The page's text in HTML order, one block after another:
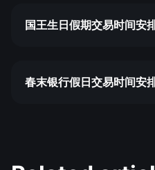
国王生日假期交易时间安
春末银行假日交易时间安